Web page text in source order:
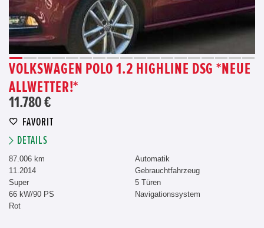
VOLKSWAGEN POLO 1.2 HIGHLINE DSG *NEUE
ALLWETTER!*
11.780 €
FAVORIT
DETAILS
87.006 km
11.2014
Super
66 kW/90 PS
Rot
Automatik
Gebrauchtfahrzeug
5 Türen
Navigationssystem